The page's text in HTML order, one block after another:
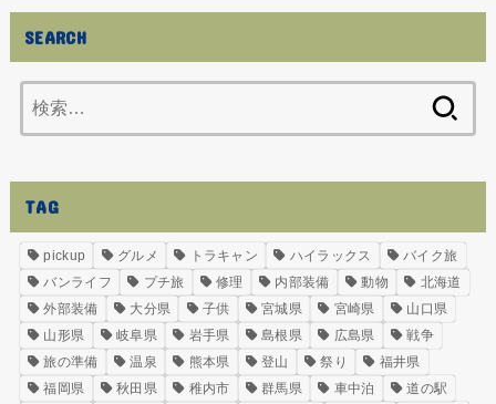
SEARCH
索:
TAG
pickup グルメ トラキャン ハイラックス
バイク旅
バンライフ
プチ旅 修理 内部装備 動物
北海道
外部装備
大分県 子供 宮城県 宮崎県
山口県
山形県
岐阜県 岩手県 島根県 広島県
戦争
旅の準備
温泉 熊本県 登山 祭り
福井県
福岡県
秋田県 稚内市 群馬県 車中泊 道の駅